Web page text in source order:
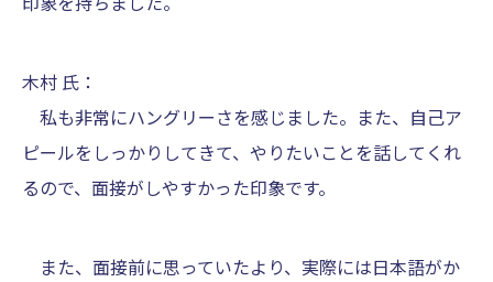
木村 氏：
私も非常にハングリーさを感じました。また、自己ア
ピールをしっかりしてきて、やりたいことを話してくれ
るので、面接がしやすかった印象です。
また、面接前に思っていたより、実際には日本語がか